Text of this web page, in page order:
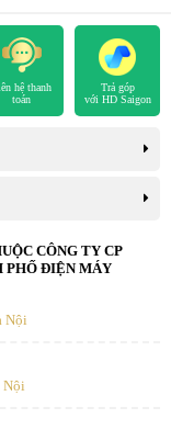
hệ thanh
toán
Trả góp
với HD Saigon
CÔNG TY CP
PHỐ ĐIỆN MÁY
Nội
Nội